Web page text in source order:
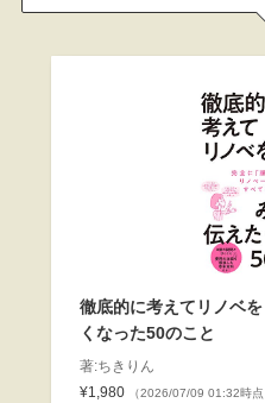
徹底的に考えてリノベ
くなった50のこと
著:ちきりん
¥1,980
（2026/07/09 01:32時点